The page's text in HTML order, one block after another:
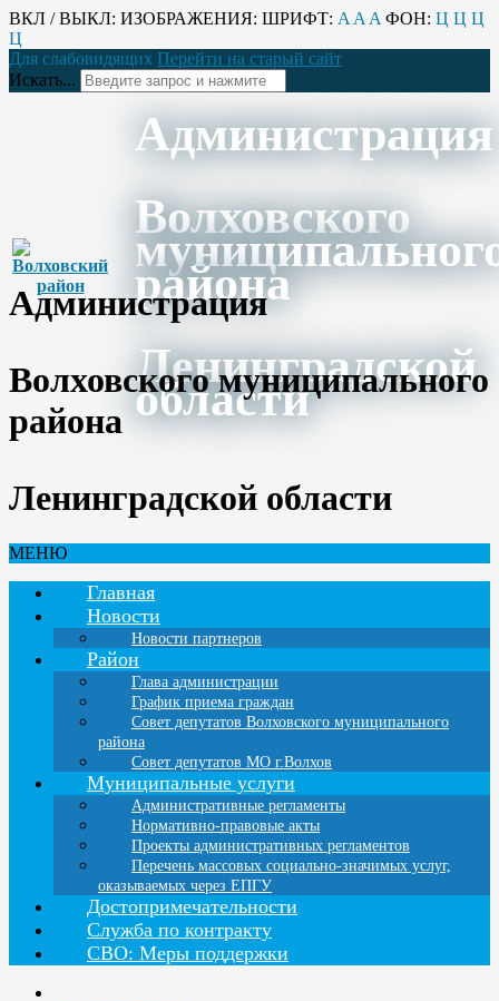
ВКЛ / ВЫКЛ: ИЗОБРАЖЕНИЯ: ШРИФТ: A A A ФОН: Ц Ц Ц
Ц
Для слабовидящих Перейти на старый сайт
Искать...
Администрация
Волховского
района
Ленинградской
области
Администрация
Волховского муниципального
района
Ленинградской области
МЕНЮ
Главная
Новости
Новости партнеров
Район
Глава администрации
График приема граждан
Совет депутатов Волховского муниципального
района
Совет депутатов МО г.Волхов
Муниципальные услуги
Административные регламенты
Нормативно-правовые акты
Проекты административных регламентов
Перечень массовых социально-значимых услуг,
оказываемых через ЕПГУ
Достопримечательности
Служба по контракту
СВО: Меры поддержки